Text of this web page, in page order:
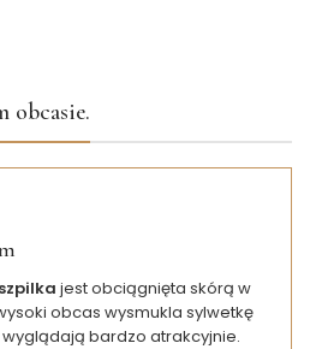
obcasie.
jest obciągnięta skórą w
obcas wysmukla sylwetkę
bardzo atrakcyjnie.